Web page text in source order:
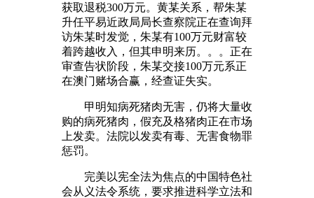
获取退税300万元。黄某关系，帮朱某
升任平易近政局局长查察院正在查询拜
访朱某时发觉，朱某有100万元财富较
着跨越收入，但其申明来历。。。正在
审查告状阶段，朱某交接100万元系正
在澳门赌场合赢，经查证失实。
甲明知病死猪肉无害，仍将大量收
购的病死猪肉，假充及格猪肉正在市场
上发卖。法院以发卖有毒、无害食物罪
惩罚。
完美以宪全法为焦点的中国特色社
会从义法令系统，要求推进科学立法和